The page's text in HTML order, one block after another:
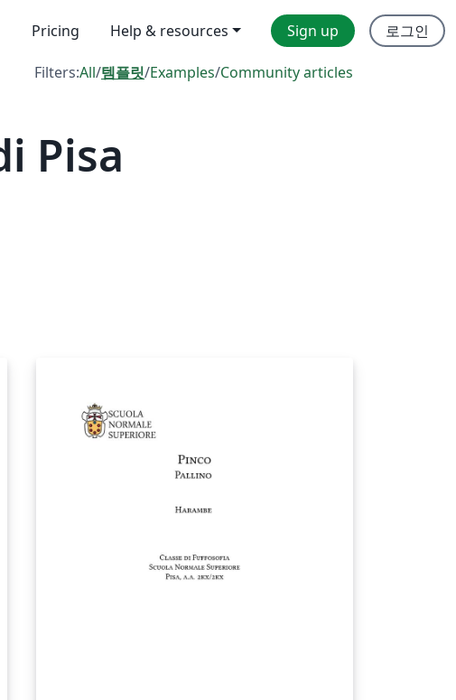
Pricing Help & resources Sign up 로그인
Filters:All/템플릿/Examples/Community articles
Pisa